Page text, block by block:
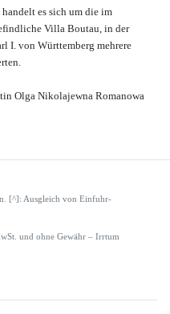
es sich um die im
Villa Boutau, in der
I. von Württemberg mehrere
Olga Nikolajewna Romanowa
[^]: Ausgleich von Einfuhr-
und ohne Gewähr – Irrtum